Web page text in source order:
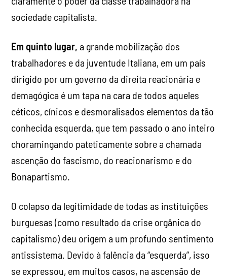
sociedade capitalista.
Em quinto lugar, a grande mobilização dos
trabalhadores e da juventude Italiana, em um país
dirigido por um governo da direita reacionária e
demagógica é um tapa na cara de todos aqueles
céticos, cínicos e desmoralisados elementos da tão
conhecida esquerda, que tem passado o ano inteiro
choramingando pateticamente sobre a chamada
ascenção do fascismo, do reacionarismo e do
Bonapartismo.
O colapso da legitimidade de todas as instituições
burguesas (como resultado da crise orgânica do
capitalismo) deu origem a um profundo sentimento
antissistema. Devido à falência da “esquerda”, isso
se expressou, em muitos casos, na ascensão de